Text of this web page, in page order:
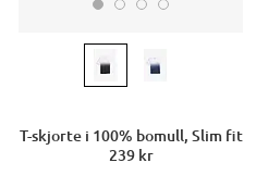
T-skjorte i 100% bomull, Slim fit
239 kr